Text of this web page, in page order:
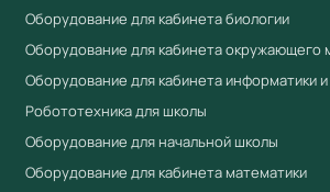
Оборудование для кабинета биологии
Оборудование для кабинета окружающего
Оборудование для кабинета информатики
Робототехника для школы
Оборудование для начальной школы
Оборудование для кабинета математики